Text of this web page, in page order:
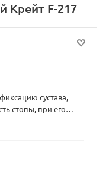
Крейт F-217
сустава,
стопы, при его